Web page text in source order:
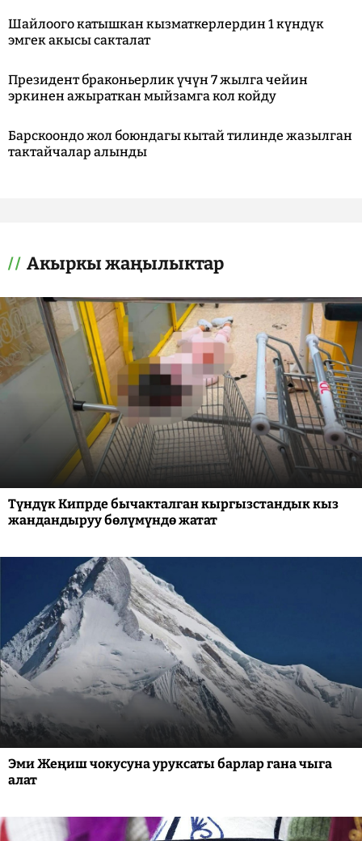
Шайлоого катышкан кызматкерлердин 1 күндүк
эмгек акысы сакталат
Президент браконьерлик үчүн 7 жылга чейин
эркинен ажыраткан мыйзамга кол койду
Барскоондо жол боюндагы кытай тилинде жазылган
тактайчалар алынды
Акыркы жаңылыктар
Түндүк Кипрде бычакталган кыргызстандык кыз
жандандыруу бөлүмүндө жатат
Эми Жеңиш чокусуна уруксаты барлар гана чыга
алат